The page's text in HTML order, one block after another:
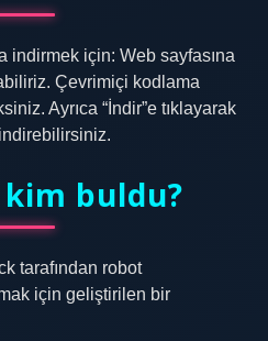
indirmek için: Web sayfasına
Çevrimiçi kodlama
Ayrıca “İndir”e tıklayarak
kim buldu?
tarafından robot
için geliştirilen bir